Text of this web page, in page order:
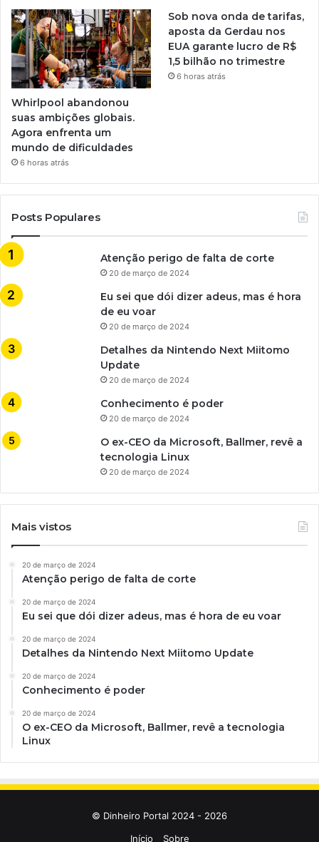
Whirlpool abandonou
suas ambições globais.
Agora enfrenta um
mundo de dificuldades
6 horas atrás
Sob nova onda de tarifas,
aposta da Gerdau nos
EUA garante lucro de R$
1,5 bilhão no trimestre
6 horas atrás
Posts Populares
Atenção perigo de falta de corte
20 de março de 2024
Eu sei que dói dizer adeus, mas é hora
de eu voar
20 de março de 2024
Detalhes da Nintendo Next Miitomo
Update
20 de março de 2024
Conhecimento é poder
20 de março de 2024
O ex-CEO da Microsoft, Ballmer, revê a
tecnologia Linux
20 de março de 2024
Mais vistos
20 de março de 2024
Atenção perigo de falta de corte
20 de março de 2024
Eu sei que dói dizer adeus, mas é hora de eu voar
20 de março de 2024
Detalhes da Nintendo Next Miitomo Update
20 de março de 2024
Conhecimento é poder
20 de março de 2024
O ex-CEO da Microsoft, Ballmer, revê a tecnologia
Linux
© Dinheiro Portal 2024 - 2026
Início
Sobre